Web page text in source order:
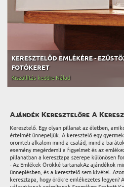
KERESZTELŐD EMLÉKÉRE - EZÜSTÖZÖTT
FOTÓKERET
Kiszállítás keddre Nálad
Ajándék Keresztelőre A
Keresztelő. Egy olyan pillanat az életben,
értelmét ünnepeljük. A keresztelő egy
örömteli alkalom mind a család, mind a
esemény megérdemli a figyelmet és az
pillanatban a keresztapa szerepe különösen
- Az Emlékek Örökké tartanakAz ajándékok
ünneplésben, és a keresztelő sem kivétel.
keresztapa, hogy örökre emlékezetes legyen?